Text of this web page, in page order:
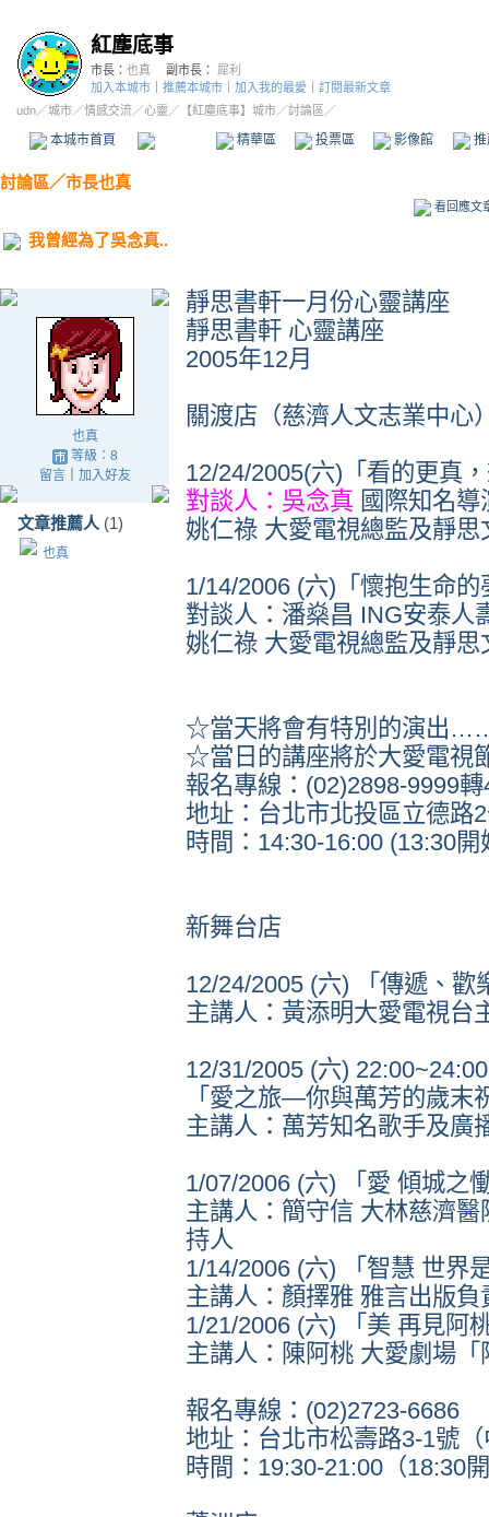
紅塵底事
市長： 也真 副市長：
犀利
加入本城市
推薦本城市 加入我的最愛
訂閱最新文章
udn／城市／情感交流／心靈 ／ 【紅塵底事】城市／討論區／
本城市首頁 精華區 投票區 影像館
討論區／市長也真
看回應文
我曾經為了吳念真..
也真
等級：8
留言｜ 加入好友
文章推薦人 (1)
也真
靜思書軒一月份心靈講座
靜思書軒 心靈講座
2005年12月
關渡店（慈濟人文志業中心
12/24/2005(六)「看的更真
對談人：吳念真 國際知名導
姚仁祿 大愛電視總監及靜思
1/14/2006 (六)「懷抱生命的
對談人：潘燊昌 ING安泰人
姚仁祿 大愛電視總監及靜思
☆當天將會有特別的演出
☆當日的講座將於大愛電視
報名專線：(02)2898-9999
地址：台北市北投區立德路
時間：14:30-16:00 (13:30開
新舞台店
12/24/2005 (六) 「傳遞、歡
主講人：黃添明大愛電視台
12/31/2005 (六)
「愛之旅—你與萬芳的歲末
主講人：萬芳知名歌手及廣
1/07/2006 (六) 「愛 傾城之
主講人：簡守信 大林慈濟
持人
1/14/2006 (六) 「智慧 世界
主講人：顏擇雅 雅言出版負
1/21/2006 (六) 「美 再見阿
主講人：陳阿桃 大愛劇場「
報名專線：(02)2723-6686
地址：台北市松壽路3-1號
時間：19:30-21:00（18:30